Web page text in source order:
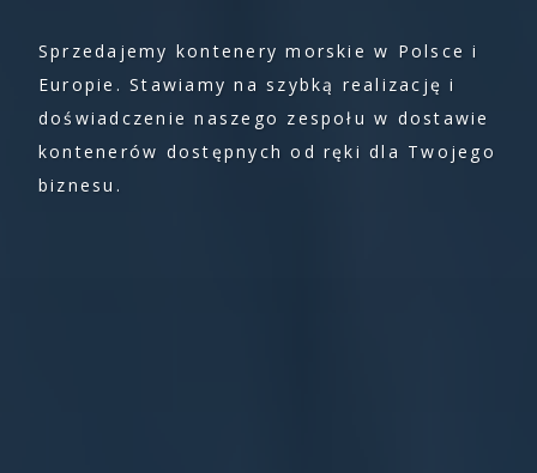
Sprzedajemy kontenery morskie w Polsce i
Europie. Stawiamy na szybką realizację i
doświadczenie naszego zespołu w dostawie
kontenerów dostępnych od ręki dla Twojego
biznesu.